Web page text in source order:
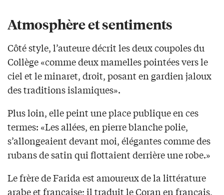
Atmosphère et sentiments
Côté style, l’auteure décrit les deux coupoles du
Collège «comme deux mamelles pointées vers le
ciel et le minaret, droit, posant en gardien jaloux
des traditions islamiques».
Plus loin, elle peint une place publique en ces
termes: «Les allées, en pierre blanche polie,
s’allongeaient devant moi, élégantes comme des
rubans de satin qui flottaient derrière une robe.»
Le frère de Farida est amoureux de la littérature
arabe et française; il traduit le Coran en français,